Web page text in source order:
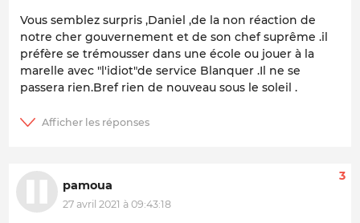
Vous semblez surpris ,Daniel ,de la non réaction de
notre cher gouvernement et de son chef suprême .il
préfère se trémousser dans une école ou jouer à la
marelle avec "l'idiot"de service Blanquer .Il ne se
passera rien.Bref rien de nouveau sous le soleil .
pamoua
27 avril 2021 à 09:43:18
3